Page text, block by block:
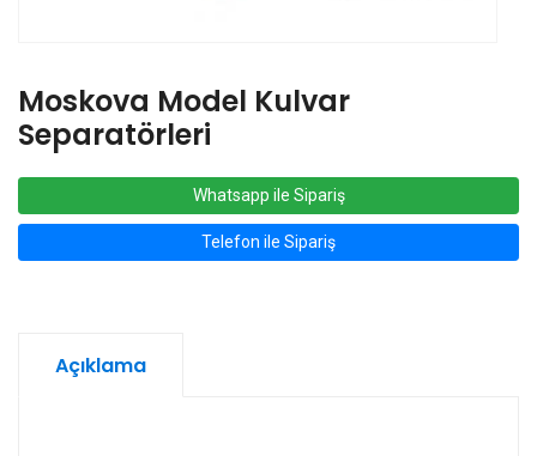
Moskova Model Kulvar
Separatörleri
Whatsapp ile Sipariş
Telefon ile Sipariş
Açıklama